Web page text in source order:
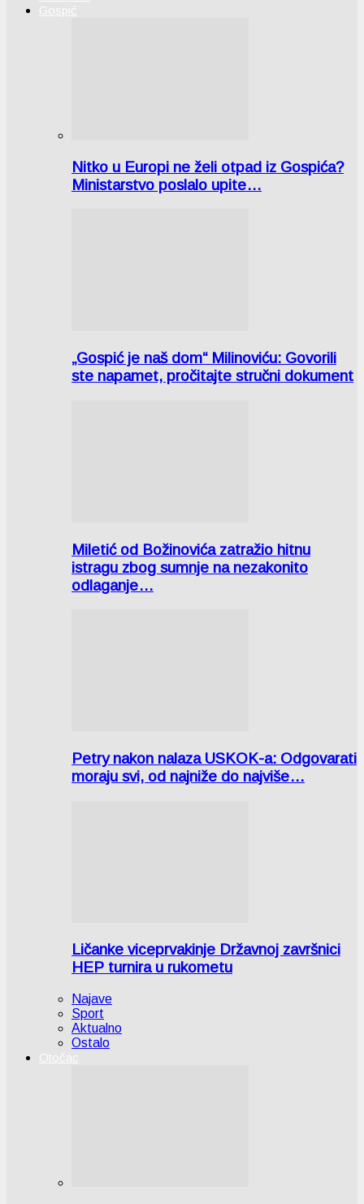
Gospić
Nitko u Europi ne želi otpad iz Gospića?
Ministarstvo poslalo upite…
„Gospić je naš dom“ Milinoviću: Govorili
ste napamet, pročitajte stručni dokument
Miletić od Božinovića zatražio hitnu
istragu zbog sumnje na nezakonito
odlaganje…
Petry nakon nalaza USKOK-a: Odgovarati
moraju svi, od najniže do najviše…
Ličanke viceprvakinje Državnoj završnici
HEP turnira u rukometu
Najave
Sport
Aktualno
Ostalo
Otočac